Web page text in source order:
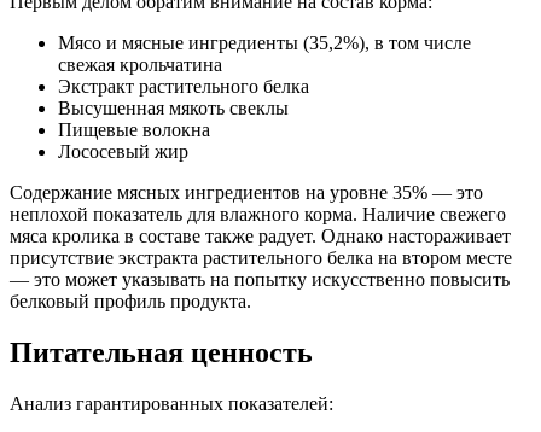
Белок (%)
12
Жир (%)
3.3
Клетчатка (%)
Зола (%)
Влага (%)
79
Калорийность (ккал/100г) 90
Мясо и мясные ингредиенты (35,2%), в том числе
свежая крольчатина
Экстракт растительного белка
Высушенная мякоть свеклы
Пищевые волокна
Лососевый жир
Содержание мясных ингредиентов на уровне 35% — это
неплохой показатель для влажного корма. Наличие свежего
мяса кролика в составе также радует. Однако настораживает
присутствие экстракта растительного белка на втором месте
— это может указывать на попытку искусственно повысить
белковый профиль продукта.
Питательная ценность
Анализ гарантированных показателей: